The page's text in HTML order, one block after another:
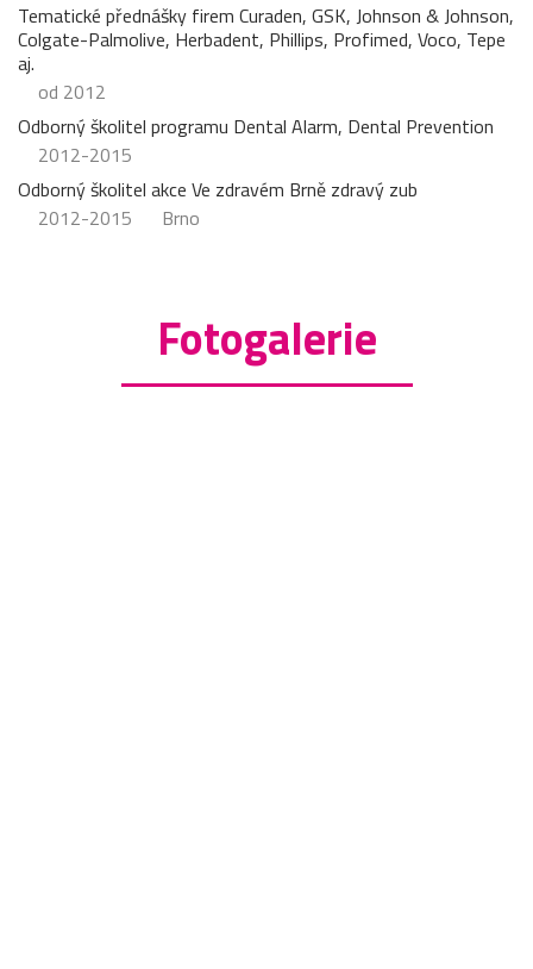
Tematické přednášky firem Curaden, GSK, Johnson & Johnson,
Colgate-Palmolive, Herbadent, Phillips, Profimed, Voco, Tepe
aj.
od 2012
Odborný školitel programu Dental Alarm, Dental Prevention
2012-2015
Odborný školitel akce Ve zdravém Brně zdravý zub
2012-2015
Brno
Fotogalerie